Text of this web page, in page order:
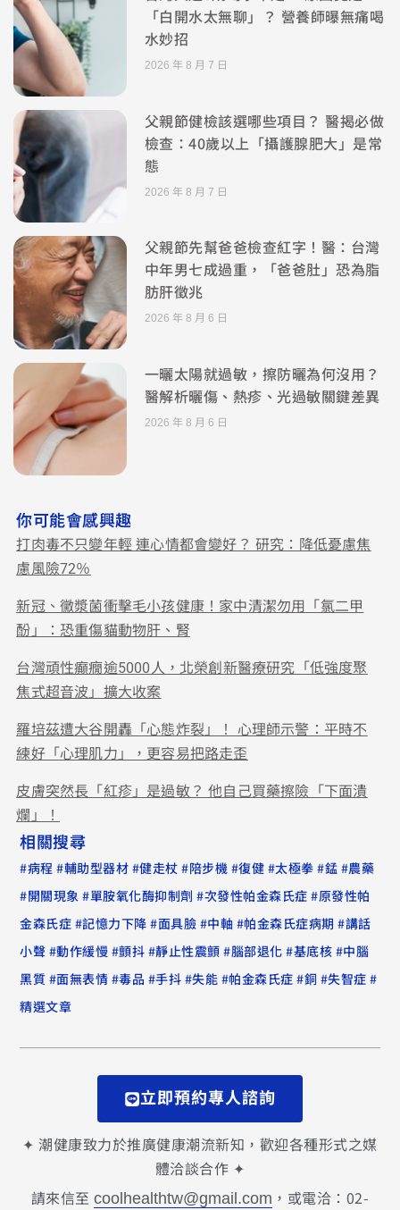
「白開水太無聊」？ 營養師曝無痛喝
水妙招
2026 年 8 月 7 日
父親節健檢該選哪些項目？ 醫揭必做
檢查：40歲以上「攝護腺肥大」是常
態
2026 年 8 月 7 日
父親節先幫爸爸檢查紅字！醫：台灣
中年男七成過重，「爸爸肚」恐為脂
肪肝徵兆
2026 年 8 月 6 日
一曬太陽就過敏，擦防曬為何沒用？
醫解析曬傷、熱疹、光過敏關鍵差異
2026 年 8 月 6 日
你可能會感興趣
打肉毒不只變年輕 連心情都會變好？ 研究：降低憂慮焦
慮風險72％
新冠、黴漿菌衝擊毛小孩健康！家中清潔勿用「氯二甲
酚」：恐重傷貓動物肝、腎
台灣頑性癲癇逾5000人，北榮創新醫療研究「低強度聚
焦式超音波」擴大收案
羅培茲遭大谷開轟「心態炸裂」！ 心理師示警：平時不
練好「心理肌力」，更容易把路走歪
皮膚突然長「紅疹」是過敏？ 他自己買藥擦險「下面潰
爛」！
相關搜尋
#病程 #輔助型器材 #健走杖 #陪步機 #復健 #太極拳 #錳 #農藥
#開關現象 #單胺氧化酶抑制劑 #次發性帕金森氏症 #原發性帕
金森氏症 #記憶力下降 #面具臉 #中軸 #帕金森氏症病期 #講話
小聲 #動作緩慢 #顫抖 #靜止性震顫 #腦部退化 #基底核 #中腦
黑質 #面無表情 #毒品 #手抖 #失能 #帕金森氏症 #銅 #失智症 #
精選文章
立即預約專人諮詢
✦ 潮健康致力於推廣健康潮流新知，歡迎各種形式之媒
體洽談合作 ✦
請來信至coolhealthtw@gmail.com ，或電洽：02-